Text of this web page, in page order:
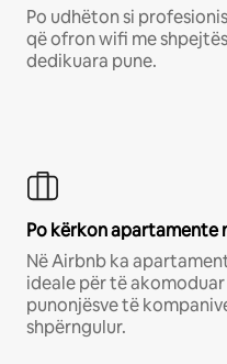
Po udhëton si
që ofron wifi me
dedikuara pune.
Po kërkon apartamente
Në Airbnb ka
ideale për të
punonjësve të
shpërngulur.